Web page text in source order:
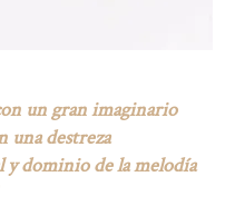
un gran imaginario
una destreza
dominio de la melodía